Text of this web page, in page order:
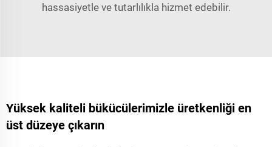
hassasiyetle ve tutarlılıkla hizmet edebilir.
Yüksek kaliteli bükücülerimizle üretkenliği en
üst düzeye çıkarın